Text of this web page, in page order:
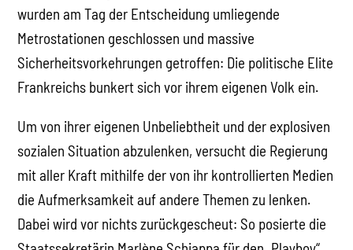
wurden am Tag der Entscheidung umliegende
Metrostationen geschlossen und massive
Sicherheitsvorkehrungen getroffen: Die politische Elite
Frankreichs bunkert sich vor ihrem eigenen Volk ein.
Um von ihrer eigenen Unbeliebtheit und der explosiven
sozialen Situation abzulenken, versucht die Regierung
mit aller Kraft mithilfe der von ihr kontrollierten Medien
die Aufmerksamkeit auf andere Themen zu lenken.
Dabei wird vor nichts zurückgescheut: So posierte die